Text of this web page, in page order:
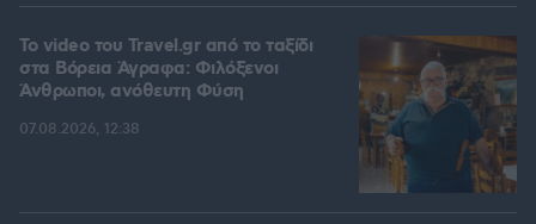
To video του Travel.gr από το ταξίδι
στα Βόρεια Άγραφα: Φιλόξενοι
Άνθρωποι, ανόθευτη Φύση
07.08.2026, 12:38